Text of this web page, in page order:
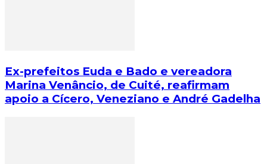
Ex-prefeitos Euda e Bado e vereadora
Marina Venâncio, de Cuité, reafirmam
apoio a Cícero, Veneziano e André Gadelha